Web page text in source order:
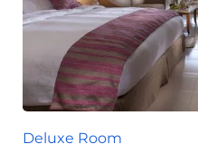
Deluxe Room